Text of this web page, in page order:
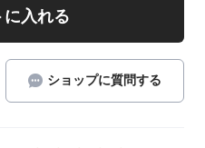
に入れる
ショップに質問する